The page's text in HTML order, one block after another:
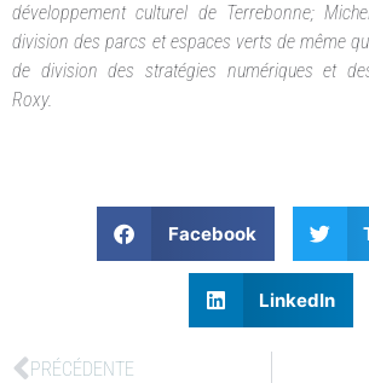
développement culturel de Terrebonne;
division des parcs et espaces verts de même
de division des stratégies numériques et
Roxy.
Facebook
LinkedIn
PRÉCÉDENTE